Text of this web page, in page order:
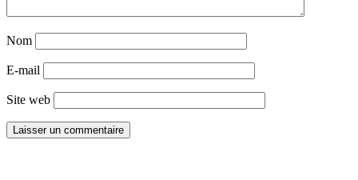
Nom
E-mail
Site web